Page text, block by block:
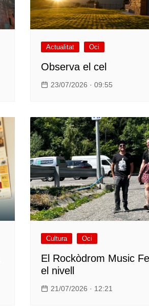
Actualitat Oci
Observa el cel
23/07/2026 · 09:55
Cultura Oci
El Rockòdrom Music
el nivell
21/07/2026 · 12:21